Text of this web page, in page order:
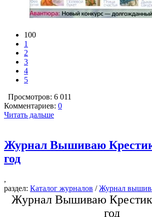
100
1
2
3
4
5
Просмотров: 6 011
Комментариев: 0
Читать дальше
Журнал Вышиваю
год
,
раздел: Каталог журналов /Журнал
Журнал Вышиваю
год